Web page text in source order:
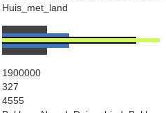
Huis_met_land
1900000
327
4555